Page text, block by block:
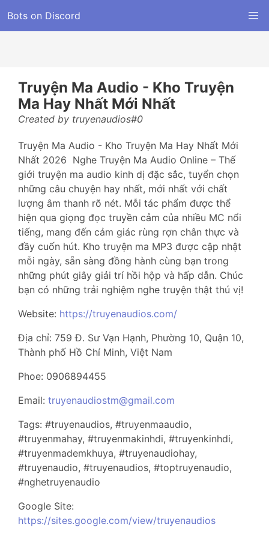
Bots on Discord
Truyện Ma Audio - Kho Truyện
Ma Hay Nhất Mới Nhất
Created by truyenaudios#0
Truyện Ma Audio - Kho Truyện Ma Hay Nhất Mới
Nhất 2026 Nghe Truyện Ma Audio Online – Thế
giới truyện ma audio kinh dị đặc sắc, tuyển chọn
những câu chuyện hay nhất, mới nhất với chất
lượng âm thanh rõ nét. Mỗi tác phẩm được thể
hiện qua giọng đọc truyền cảm của nhiều MC nổi
tiếng, mang đến cảm giác rùng rợn chân thực và
đầy cuốn hút. Kho truyện ma MP3 được cập nhật
mỗi ngày, sẵn sàng đồng hành cùng bạn trong
những phút giây giải trí hồi hộp và hấp dẫn. Chúc
bạn có những trải nghiệm nghe truyện thật thú vị!
Website: https://truyenaudios.com/
Địa chỉ: 759 Đ. Sư Vạn Hạnh, Phường 10, Quận 10,
Thành phố Hồ Chí Minh, Việt Nam
Phoe: 0906894455
Email: truyenaudiostm@gmail.com
Tags: #truyenaudios, #truyenmaaudio,
#truyenmahay, #truyenmakinhdi, #truyenkinhdi,
#truyenmademkhuya, #truyenaudiohay,
#truyenaudio, #truyenaudios, #toptruyenaudio,
#nghetruyenaudio
Google Site:
https://sites.google.com/view/truyenaudios